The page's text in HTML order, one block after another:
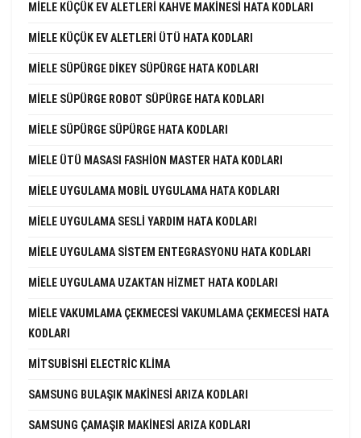
MIELE KÜÇÜK EV ALETLERI KAHVE MAKINESI HATA KODLARI
MIELE KÜÇÜK EV ALETLERI ÜTÜ HATA KODLARI
MIELE SÜPÜRGE DIKEY SÜPÜRGE HATA KODLARI
MIELE SÜPÜRGE ROBOT SÜPÜRGE HATA KODLARI
MIELE SÜPÜRGE SÜPÜRGE HATA KODLARI
MIELE ÜTÜ MASASI FASHION MASTER HATA KODLARI
MIELE UYGULAMA MOBIL UYGULAMA HATA KODLARI
MIELE UYGULAMA SESLI YARDIM HATA KODLARI
MIELE UYGULAMA SISTEM ENTEGRASYONU HATA KODLARI
MIELE UYGULAMA UZAKTAN HIZMET HATA KODLARI
MIELE VAKUMLAMA ÇEKMECESI VAKUMLAMA ÇEKMECESI HATA
KODLARI
MITSUBISHI ELECTRIC KLIMA
SAMSUNG BULAŞIK MAKINESI ARIZA KODLARI
SAMSUNG ÇAMAŞIR MAKINESI ARIZA KODLARI